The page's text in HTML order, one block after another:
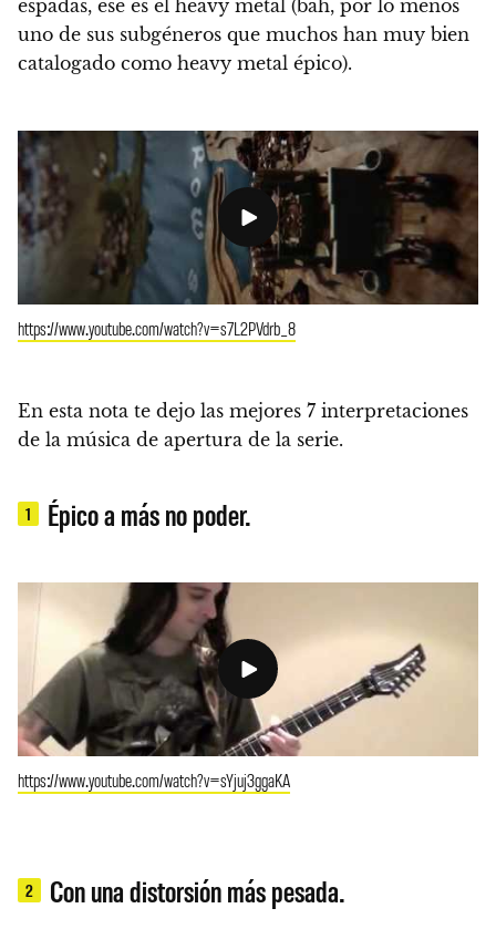
espadas, ése es el heavy metal (bah, por lo menos
uno de sus subgéneros que muchos han muy bien
catalogado como heavy metal épico).
https://www.youtube.com/watch?v=s7L2PVdrb_8
En esta nota te dejo las mejores 7 interpretaciones
de la música de apertura de la serie.
1 Épico a más no poder.
https://www.youtube.com/watch?v=sYjuj3ggaKA
2 Con una distorsión más pesada.